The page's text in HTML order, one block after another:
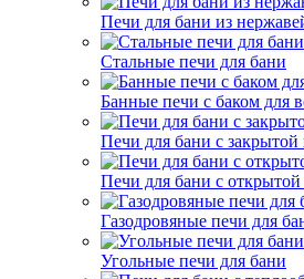
Печи для бани из
Стальные печи для бани
Банные печи с баком для
Печи для бани с закрытой
Печи для бани с открытой
Газодровяные печи для
Угольные печи для бани